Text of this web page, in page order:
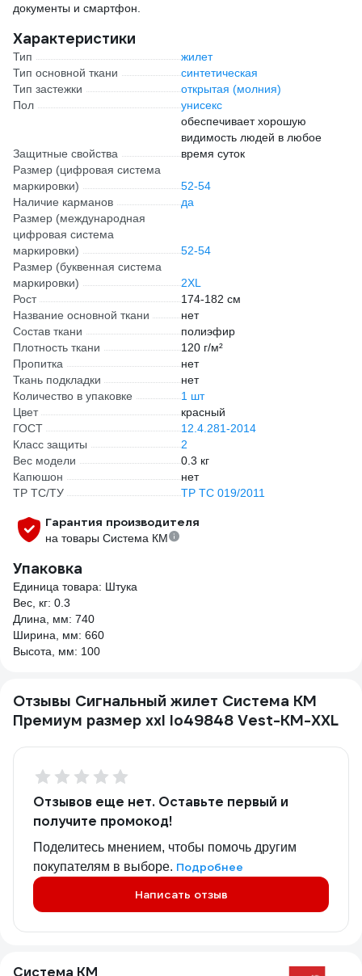
документы и смартфон.
Характеристики
Тип
жилет
Тип основной ткани
синтетическая
Тип застежки
открытая (молния)
Пол
унисекс
Защитные свойства
обеспечивает хорошую
видимость людей в любое
время суток
Размер (цифровая система
маркировки)
52-54
Наличие карманов
да
Размер (международная
цифровая система
маркировки)
52-54
Размер (буквенная система
маркировки)
2XL
Рост
174-182 см
Название основной ткани
нет
Состав ткани
полиэфир
Плотность ткани
120 г/м²
Пропитка
нет
Ткань подкладки
нет
Количество в упаковке
1 шт
Цвет
красный
ГОСТ
12.4.281-2014
Класс защиты
2
Вес модели
0.3 кг
Капюшон
нет
ТР ТС/ТУ
ТР ТС 019/2011
Гарантия производителя
на товары Система КМ
Упаковка
Единица товара: Штука
Вес, кг: 0.3
Длина, мм: 740
Ширина, мм: 660
Высота, мм: 100
Отзывы Сигнальный жилет Система КМ
Премиум размер xxl lo49848 Vest-KM-XXL
Отзывов еще нет. Оставьте первый и
получите промокод!
Поделитесь мнением, чтобы помочь другим
покупателям в выборе. Подробнее
Написать отзыв
Система КМ